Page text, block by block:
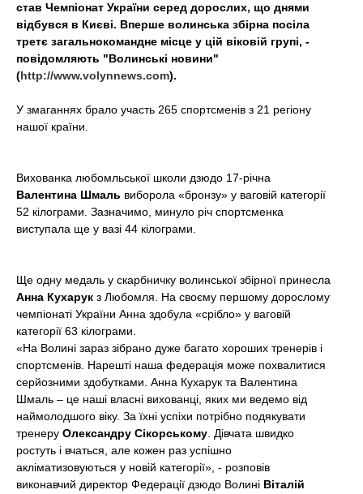
став Чемпіонат України серед дорослих, що днями
відбувся в Києві. Вперше волинська збірна посіла
третє загальнокомандне місце у цій віковій групі, -
повідомляють "Волинські новини"
(http://www.volynnews.com).
У змаганнях брало участь 265 спортсменів з 21 регіону
нашої країни.
Вихованка любомльської школи дзюдо 17-річна
Валентина Шмаль виборола «бронзу» у ваговій категорії
52 кілограми. Зазначимо, минуло річ спортсменка
виступала ще у вазі 44 кілограми.
Ще одну медаль у скарбничку волинської збірної принесла
Анна Кухарук з Любомля. На своєму першому дорослому
чемпіонаті України Анна здобула «срібло» у ваговій
категорії 63 кілограми.
«На Волині зараз зібрано дуже багато хороших тренерів і
спортсменів. Нарешті наша федерація може похвалитися
серйозними здобутками. Анна Кухарук та Валентина
Шмаль – це наші власні вихованці, яких ми ведемо від
наймолодшого віку. За їхні успіхи потрібно подякувати
тренеру Олександру Сікорському. Дівчата швидко
ростуть і вчаться, але кожен раз успішно
акліматизовуються у новій категорії», - розповів
виконавчий директор Федерації дзюдо Волині Віталій